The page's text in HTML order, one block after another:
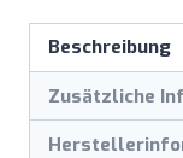
Beschreibung
Zusätzliche